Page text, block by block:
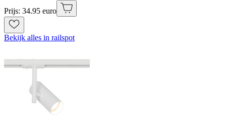
Prijs: 34.95 euro
Bekijk alles in railspot